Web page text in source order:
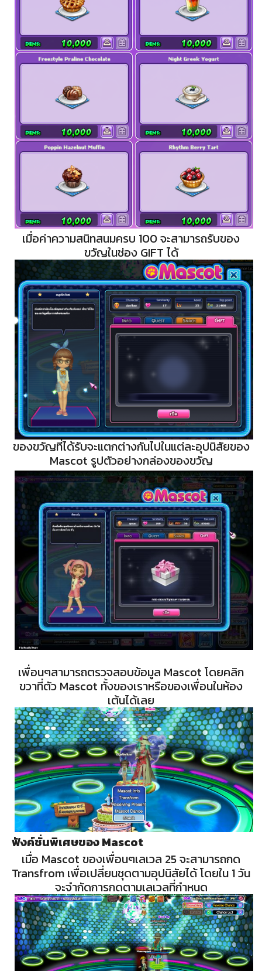
เมื่อค่าความสนิทสนมครบ 100 จะสามารถรับของ
ขวัญในช่อง GIFT ได้
ของขวัญที่ได้รับจะแตกต่างกันไปในแต่ละอุปนิสัยของ
Mascot รูปตัวอย่างกล่องของขวัญ
เพื่อนๆสามารถตรวจสอบข้อมูล Mascot โดยคลิก
ขวาที่ตัว Mascot ทั้งของเราหรือของเพื่อนในห้อง
เต้นได้เลย
ฟังค์ชั่นพิเศษของ Mascot
เมื่อ Mascot ของเพื่อนๆเลเวล 25 จะสามารถกด
Transfrom เพื่อเปลี่ยนชุดตามอุปนิสัยได้ โดยใน 1 วัน
จะจำกัดการกดตามเลเวลที่กำหนด